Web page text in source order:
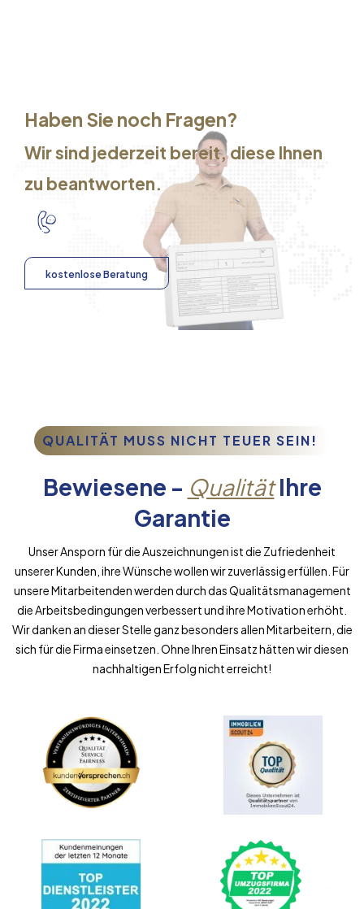
Haben Sie noch Fragen?
Wir sind jederzeit bereit, diese Ihnen
zu beantworten.
kostenlose Beratung
QUALITÄT MUSS NICHT TEUER SEIN!
Bewiesene - QualitätIhre
Garantie
Unser Ansporn für die Auszeichnungen ist die Zufriedenheit
unserer Kunden, ihre Wünsche wollen wir zuverlässig erfüllen. Für
unsere Mitarbeitenden werden durch das Qualitätsmanagement
die Arbeitsbedingungen verbessert und ihre Motivation erhöht.
Wir danken an dieser Stelle ganz besonders allen Mitarbeitern, die
sich für die Firma einsetzen. Ohne Ihren Einsatz hätten wir diesen
nachhaltigen Erfolg nicht erreicht!